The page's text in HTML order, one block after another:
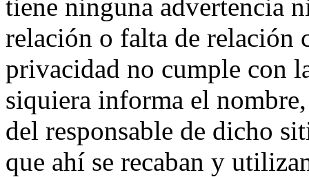
tiene ninguna advertencia
relación o falta de relación
privacidad no cumple con
siquiera informa el
del responsable de dicho
que ahí se recaban y